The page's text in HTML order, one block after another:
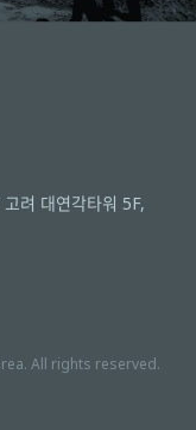
려 대연각타워 5F,
All rights reserved.